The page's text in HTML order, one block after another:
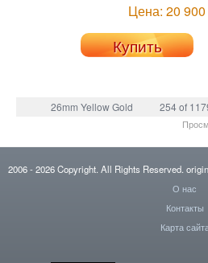
Цена: 20
Купить
26mm Yellow Gold 254 of
2006- 2026Copyright. All Rights Reserved.
О нас
Контакты
Карта